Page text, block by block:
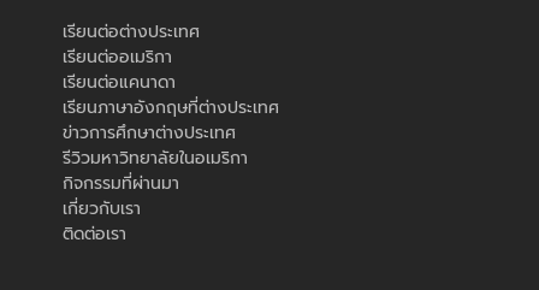
เรียนต่อต่างประเทศ
เรียนต่ออเมริกา
เรียนต่อแคนาดา
เรียนภาษาอังกฤษที่ต่างประเทศ
ข่าวการศึกษาต่างประเทศ
รีวิวมหาวิทยาลัยในอเมริกา
กิจกรรมที่ผ่านมา
เกี่ยวกับเรา
ติดต่อเรา